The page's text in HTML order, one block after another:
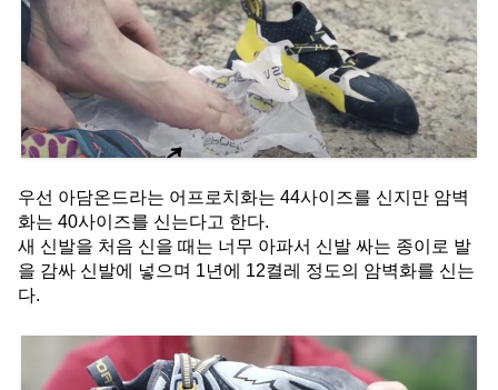
우선 아담온드라는 어프로치화는 44사이즈를 신지만 암벽
화는 40사이즈를 신는다고 한다.
새 신발을 처음 신을 때는 너무 아파서 신발 싸는 종이로 발
을 감싸 신발에 넣으며 1년에 12켤레 정도의 암벽화를 신는
다.